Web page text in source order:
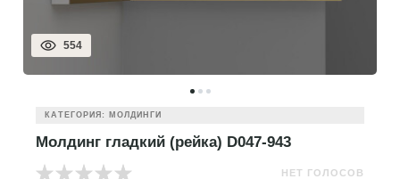
554
КАТЕГОРИЯ: МОЛДИНГИ
Молдинг гладкий (рейка) D047-943
НЕТ ГОЛОСОВ